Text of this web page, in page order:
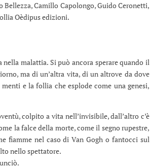
Bellezza, Camillo Capolongo, Guido Ceronetti,
Oèdipus edizioni.
malattia. Si può ancora sperare quando il
ma di un’altra vita, di un altrove da dove
e la follia che esplode come una genesi,
colpito a vita nell’invisibile, dall’altro c’è
la falce della morte, come il segno rupestre,
fiamme nel caso di Van Gogh o fantocci sul
nello spettatore.